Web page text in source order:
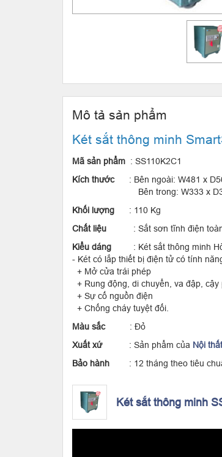
Mô tả sản phẩm
Két sắt thông minh
Mã sản phẩm : SS110K2C1
Kích thước : Bên ngoài: W481 x
Bên trong: W333 x D340
Khối lượng : 110 Kg
Chất liệu
: Sắt sơn tĩnh điện
Kiểu dáng
: Két sắt thông minh
- Két có lắp thiết bị điện tử có tính
+ Mở cửa trái phép
+ Rung động, di chuyển, va đập, cậy
+ Sự cố nguồn điện
+ Chống cháy tuyệt đối.
Màu sắc
: Đỏ
Xuất xứ: Sản phẩm của Nội
Bảo hành : 12 tháng theo tiêu
Két sắt thông minh